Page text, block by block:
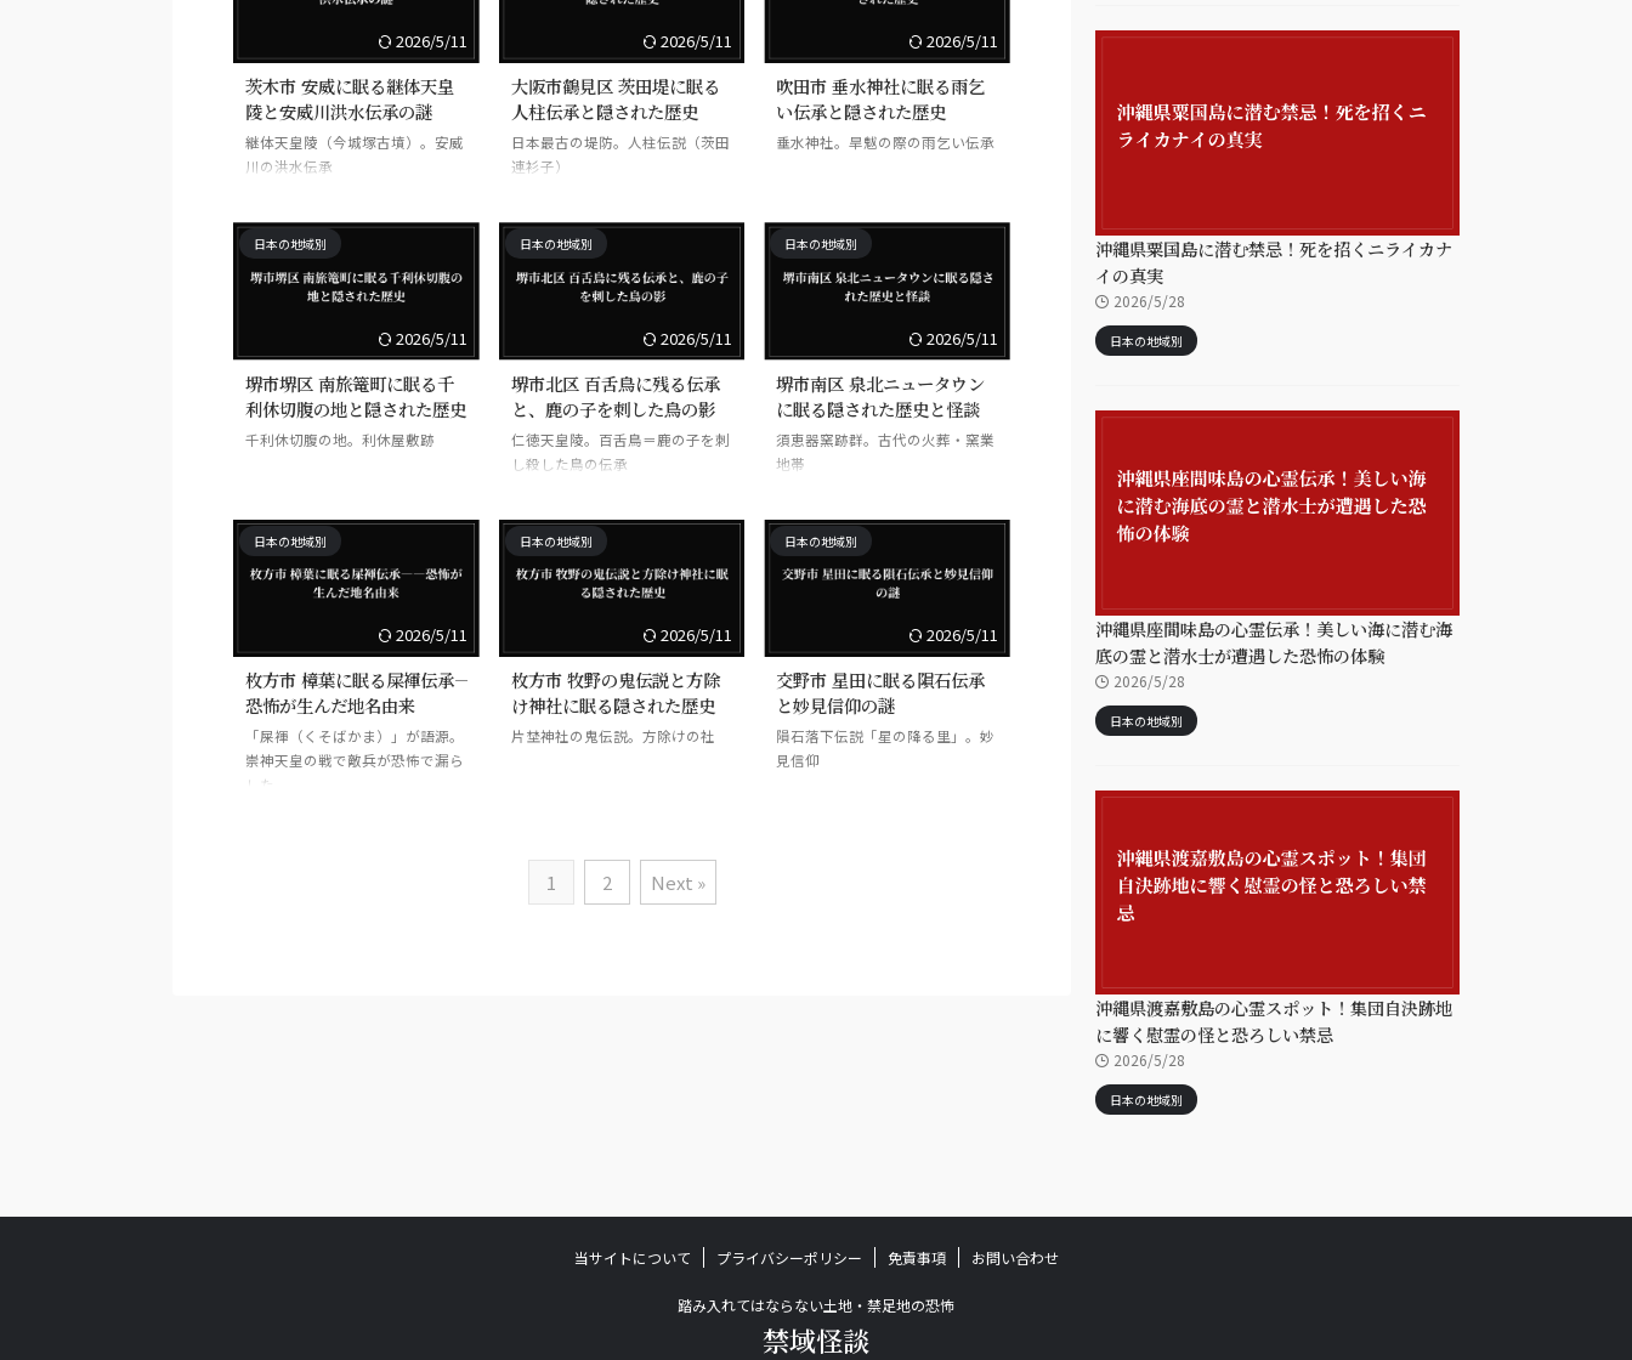
2026/5/11
茨木市 安威に眠る継体天皇
陵と安威川洪水伝承の謎
継体天皇陵（今城塚古墳）。安威
川の洪水伝承
2026/5/11
大阪市鶴見区 茨田堤に眠る
人柱伝承と隠された歴史
日本最古の堤防。人柱伝説（茨田
連衫子）
2026/5/11
吹田市 垂水神社に眠る雨乞
い伝承と隠された歴史
垂水神社。旱魃の際の雨乞い伝承
日本の地域別
2026/5/11
堺市堺区 南旅篭町に眠る千
利休切腹の地と隠された歴史
千利休切腹の地。利休屋敷跡
日本の地域別
2026/5/11
堺市北区 百舌鳥に残る伝承
と、鹿の子を刺した鳥の影
仁徳天皇陵。百舌鳥＝鹿の子を刺
し殺した鳥の伝承
日本の地域別
2026/5/11
堺市南区 泉北ニュータウン
に眠る隠された歴史と怪談
須恵器窯跡群。古代の火葬・窯業
地帯
日本の地域別
2026/5/11
枚方市 樟葉に眠る屎褌伝承――
恐怖が生んだ地名由来
「屎褌（くそばかま）」が語源。
崇神天皇の戦で敵兵が恐怖で漏ら
した
日本の地域別
2026/5/11
枚方市 牧野の鬼伝説と方除
け神社に眠る隠された歴史
片埜神社の鬼伝説。方除けの社
日本の地域別
2026/5/11
交野市 星田に眠る隕石伝承
と妙見信仰の謎
隕石落下伝説「星の降る里」。妙
見信仰
1 2 Next »
沖縄県粟国島に潜む禁忌！死を招くニライカナ
イの真実
2026/5/28
日本の地域別
沖縄県座間味島の心霊伝承！美しい海に潜む海
底の霊と潜水士が遭遇した恐怖の体験
2026/5/28
日本の地域別
沖縄県渡嘉敷島の心霊スポット！集団自決跡地
に響く慰霊の怪と恐ろしい禁忌
2026/5/28
日本の地域別
当サイトについて プライバシーポリシー 免責事項 お問い合わせ
踏み入れてはならない土地・禁足地の恐怖
禁域怪談